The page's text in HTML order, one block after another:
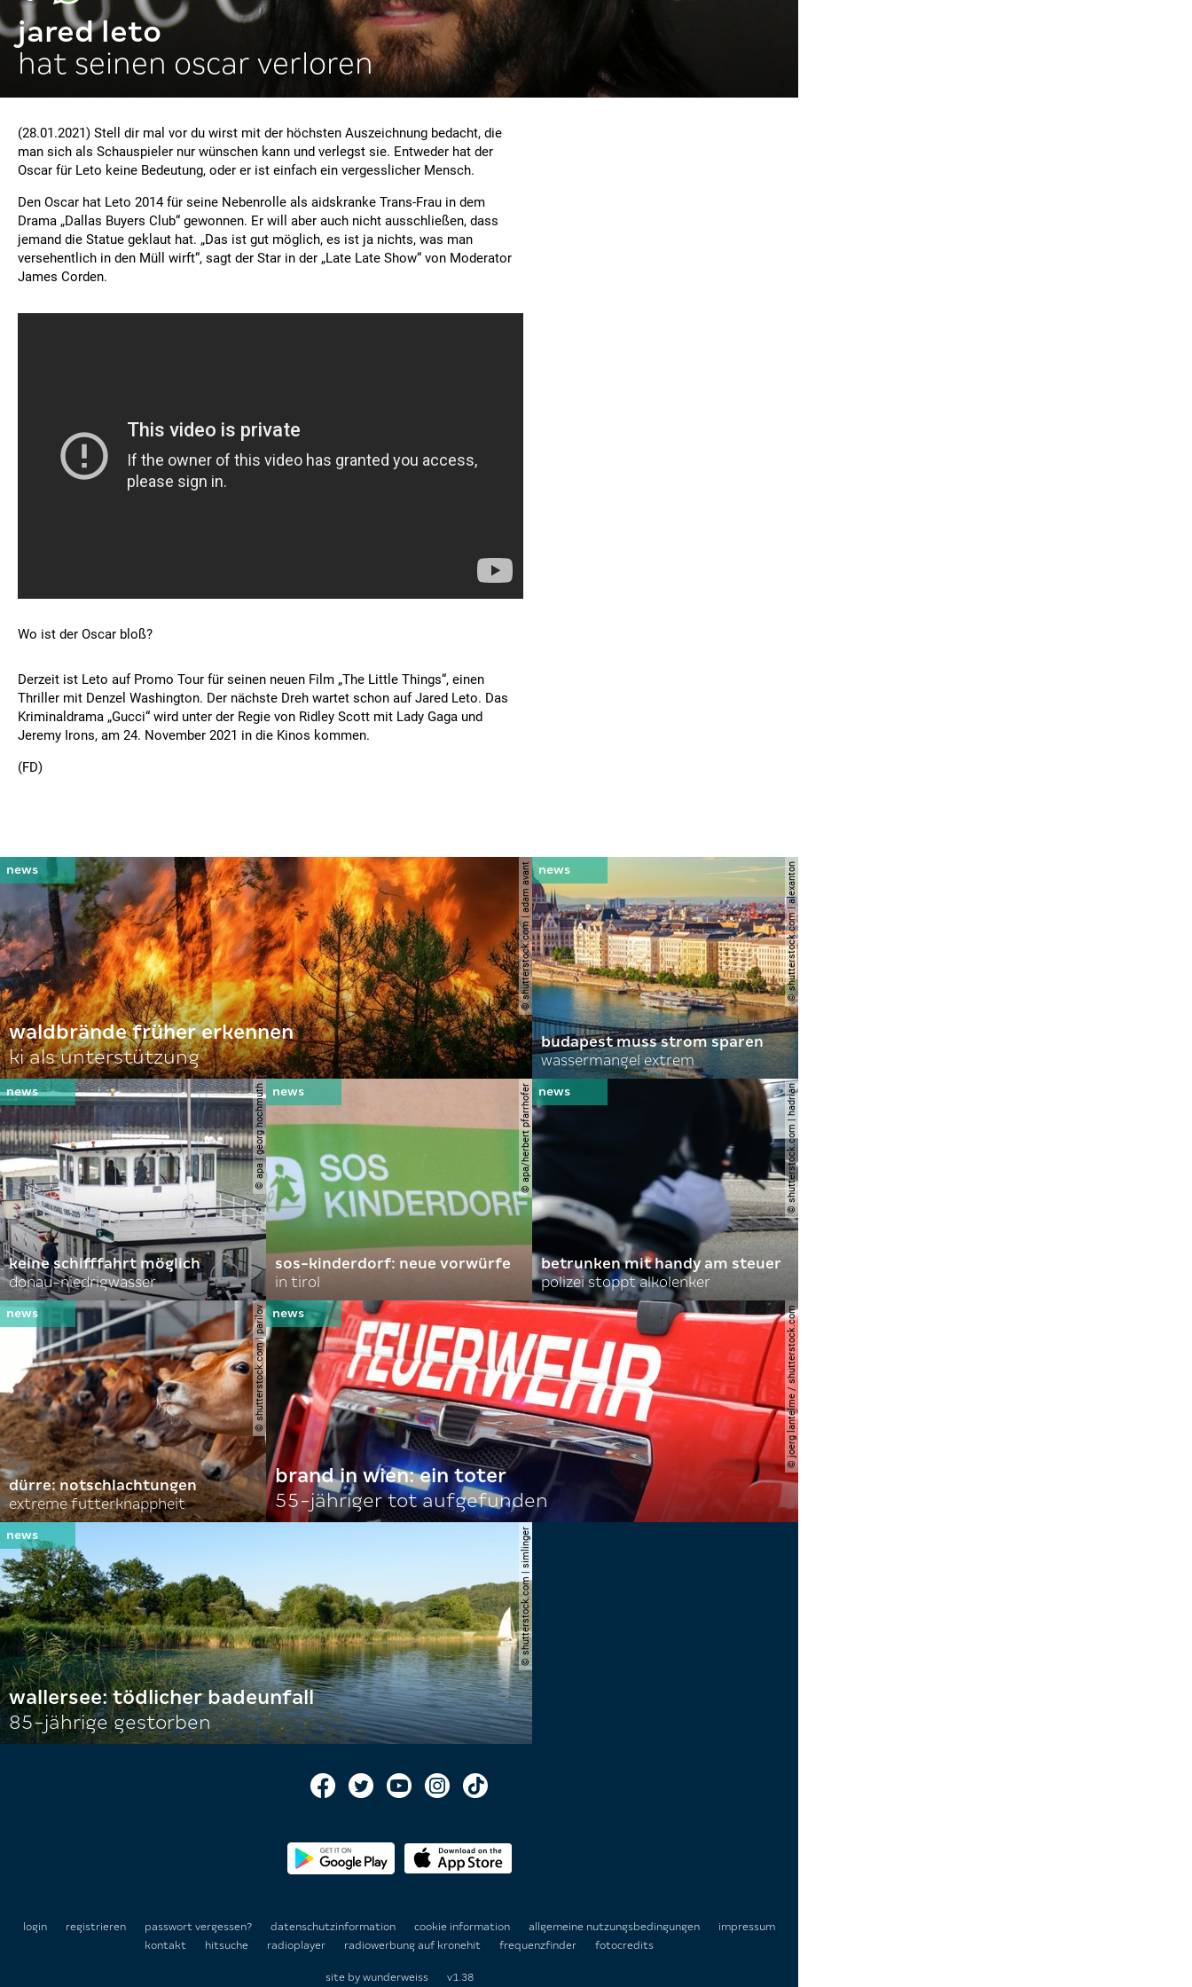
jared leto
hat seinen oscar verloren
(28.01.2021) Stell dir mal vor du wirst mit der höchsten Auszeichnung bedacht, die
man sich als Schauspieler nur wünschen kann und verlegst sie. Entweder hat der
Oscar für Leto keine Bedeutung, oder er ist einfach ein vergesslicher Mensch.
Den Oscar hat Leto 2014 für seine Nebenrolle als aidskranke Trans-Frau in dem
Drama „Dallas Buyers Club“ gewonnen. Er will aber auch nicht ausschließen, dass
jemand die Statue geklaut hat. „Das ist gut möglich, es ist ja nichts, was man
versehentlich in den Müll wirft“, sagt der Star in der „Late Late Show“ von Moderator
James Corden.
Wo ist der Oscar bloß?
Derzeit ist Leto auf Promo Tour für seinen neuen Film „The Little Things“, einen
Thriller mit Denzel Washington. Der nächste Dreh wartet schon auf Jared Leto. Das
Kriminaldrama „Gucci“ wird unter der Regie von Ridley Scott mit Lady Gaga und
Jeremy Irons, am 24. November 2021 in die Kinos kommen.
(FD)
© shutterstock.com | adam avant
waldbrände früher erkennen
ki als unterstützung
© shutterstock.com | alexanton
budapest muss strom sparen
wassermangel extrem
© apa | georg hochmuth
keine schifffahrt möglich
donau-niedrigwasser
© apa/herbert pfarrhofer
sos-kinderdorf: neue vorwürfe
in tirol
© shutterstock.com | hadrian
betrunken mit handy am steuer
polizei stoppt alkolenker
© shutterstock.com | parilov
dürre: notschlachtungen
extreme futterknappheit
© joerg lantelme / shutterstock.com
brand in wien: ein toter
55-jähriger tot aufgefunden
© shutterstock.com | simlinger
wallersee: tödlicher badeunfall
85-jährige gestorben
login registrieren passwort vergessen? datenschutzinformation cookie information allgemeine nutzungsbedingungen
impressum
kontakt
hitsuche radioplayer radiowerbung auf kronehit frequenzfinder fotocredits
site by wunderweiss v1.38